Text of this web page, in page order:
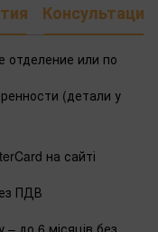
Консультация
отделение или по
(детали у
на сайті
ПДВ
до 6 місяців без